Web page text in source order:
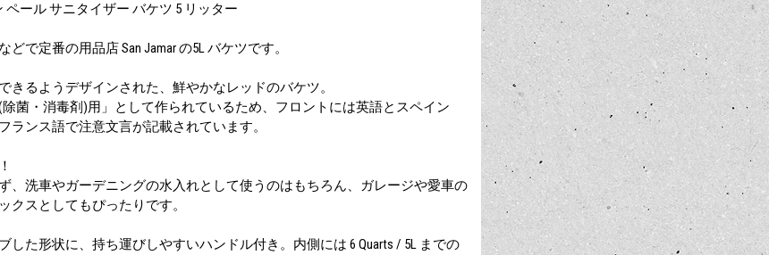
ール サニタイザー バケツ 5 リッター
で定番の用品店 San Jamar の5L バケツです。
きるようデザインされた、鮮やかなレッドのバケツ。
菌・消毒剤)用」として作られているため、フロントには英語とスペイン
ランス語で注意文言が記載されています。
、洗車やガーデニングの水入れとして使うのはもちろん、ガレージや愛車の
クスとしてもぴったりです。
した形状に、持ち運びしやすいハンドル付き。内側には 6 Quarts / 5L までの